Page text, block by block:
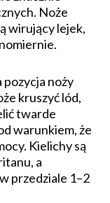
Noże
wirujący lejek,
pozycja noży
kruszyć lód,
twarde
warunkiem, że
Kielichy są
a
przedziale 1–2